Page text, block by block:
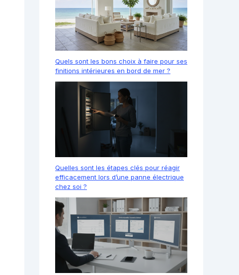
Quels sont les bons choix à faire pour ses
finitions intérieures en bord de mer ?
Quelles sont les étapes clés pour réagir
efficacement lors d’une panne électrique
chez soi ?